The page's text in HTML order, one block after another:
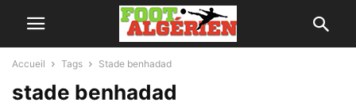
Accueil Tags Stade benhadad
stade benhadad